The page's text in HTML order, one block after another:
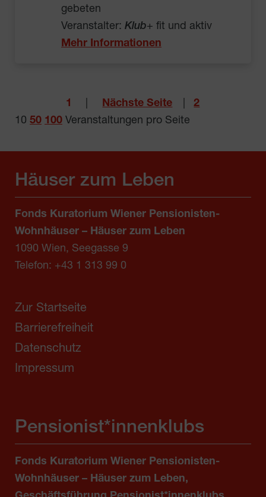
gebeten
Veranstalter: Klub+ fit und aktiv
Mehr Informationen
1 Nächste Seite
2
10 50 100 Veranstaltungen pro Seite
Häuser zum Leben
Fonds Kuratorium Wiener Pensionisten-
Wohnhäuser – Häuser zum Leben
1090 Wien, Seegasse 9
Telefon: +43 1 313 99 0
Zur Startseite
Barrierefreiheit
Datenschutz
Impressum
Pensionist*innenklubs
Fonds Kuratorium Wiener Pensionisten-
Wohnhäuser – Häuser zum Leben,